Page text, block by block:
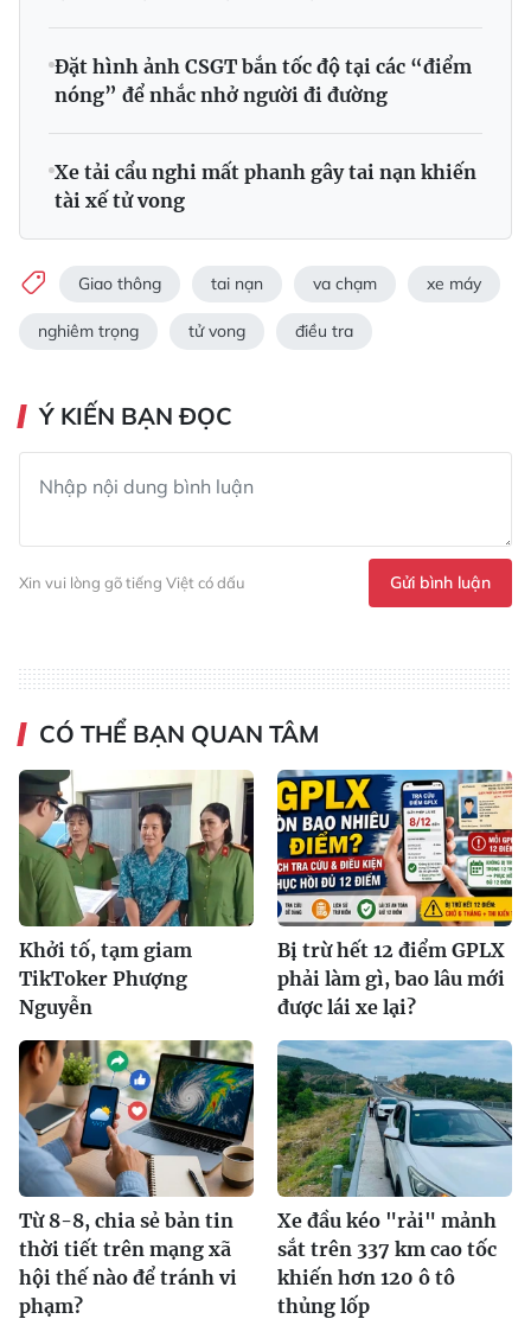
Đặt hình ảnh CSGT bắn tốc độ tại các “điểm
nóng” để nhắc nhở người đi đường
Xe tải cẩu nghi mất phanh gây tai nạn khiến
tài xế tử vong
Giao thông tai nạn va chạm xe máy
nghiêm trọng tử vong điều tra
Ý KIẾN BẠN ĐỌC
Xin vui lòng gõ tiếng Việt có dấu Gửi bình luận
CÓ THỂ BẠN QUAN TÂM
Khởi tố, tạm giam
TikToker Phượng
Nguyễn
Bị trừ hết 12 điểm GPLX
phải làm gì, bao lâu mới
được lái xe lại?
Từ 8-8, chia sẻ bản tin
thời tiết trên mạng xã
hội thế nào để tránh vi
phạm?
Xe đầu kéo "rải" mảnh
sắt trên 337 km cao tốc
khiến hơn 120 ô tô
thủng lốp